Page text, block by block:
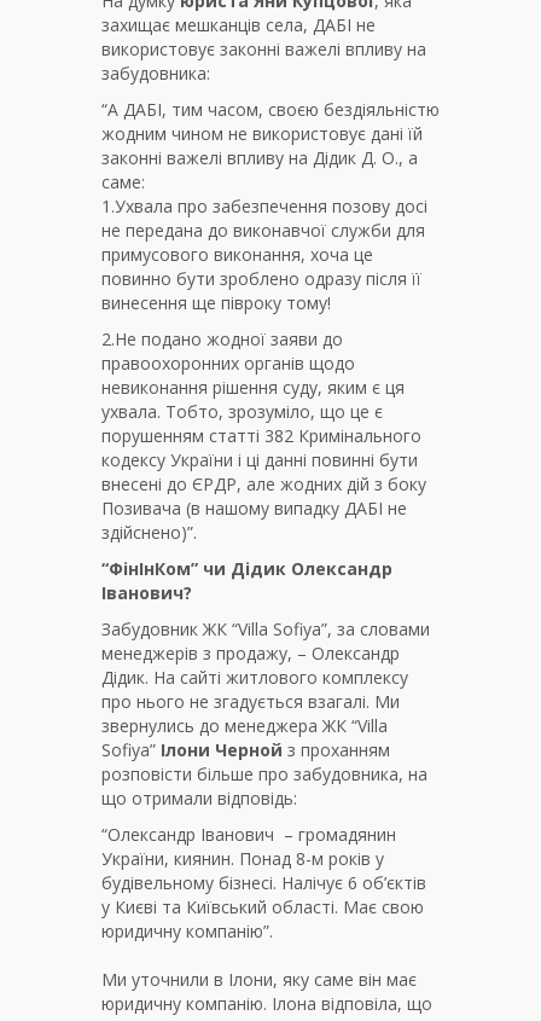
захищає мешканців села, ДАБІ не
використовує законні важелі впливу на
забудовника:
“А ДАБІ, тим часом, своєю бездіяльністю
жодним чином не використовує дані їй
законні важелі впливу на Дідик Д. О., а
саме:
1.Ухвала про забезпечення позову досі
не передана до виконавчої служби для
примусового виконання, хоча це
повинно бути зроблено одразу після її
винесення ще півроку тому!
2.Не подано жодної заяви до
правоохоронних органів щодо
невиконання рішення суду, яким є ця
ухвала. Тобто, зрозуміло, що це є
порушенням статті 382 Кримінального
кодексу України і ці данні повинні бути
внесені до ЄРДР, але жодних дій з боку
Позивача (в нашому випадку ДАБІ не
здійснено)”.
“ФінІнКом” чи Дідик Олександр
Іванович?
Забудовник ЖК “Villa Sofiya”, за словами
менеджерів з продажу, – Олександр
Дідик. На сайті житлового комплексу
про нього не згадується взагалі. Ми
звернулись до менеджера ЖК “Villa
Sofiya” Ілони Черной з проханням
розповісти більше про забудовника, на
що отримали відповідь:
“Олександр Іванович – громадянин
України, киянин. Понад 8-м років у
будівельному бізнесі. Налічує 6 об’єктів
у Києві та Київський області. Має свою
юридичну компанію”.
Ми уточнили в Ілони, яку саме він має
юридичну компанію. Ілона відповіла, що